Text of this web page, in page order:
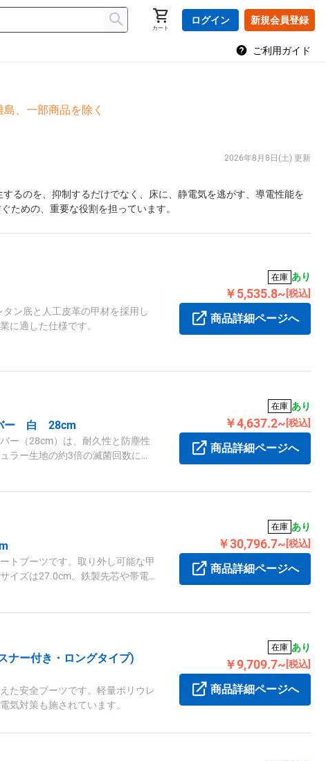
カート
ログイン 新規会員登録
ご利用ガイド
、一部商品を除く
2026年8月8日(土) 更新
るのを、抑制するだけでなく、床に、静電気を逃がす、導電性能を
ための、重要な役割を担っています。
ン底と人工皮革の甲材を採用し
に適した仕様です。
在庫 あり
￥5,535.8~ [税込]
商品詳細ページへ
バー 白 28cm
ー（28cm）は、耐久性と防塵性
ラー生地の約3倍の滅菌回数に対
在庫 あり
￥4,637.2~[税込]
商品詳細ページへ
トブーツです。取り外し可能な甲
イズは27.0cm。鉄製先芯や帯電
在庫 あり
￥30,796.7~[税込]
商品詳細ページへ
ナー付き・ロングタイプ)
た安全ブーツです。軽量ポリウレ
気対策も施されています。
在庫 あり
￥9,709.7~[税込]
商品詳細ページへ